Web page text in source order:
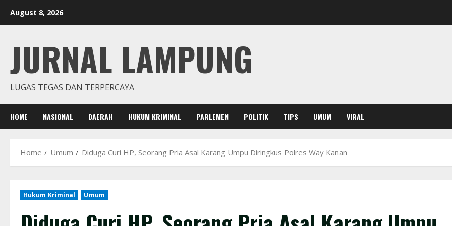
August 8, 2026
JURNAL LAMPUNG
LUGAS TEGAS DAN TERPERCAYA
HOME NASIONAL DAERAH HUKUM KRIMINAL PARLEMEN POLITIK TIPS UMUM VIRAL
Home Umum Diduga Curi HP, Seorang Pria Asal Karang Umpu Diringkus Polres Way Kanan
Hukum Kriminal Umum